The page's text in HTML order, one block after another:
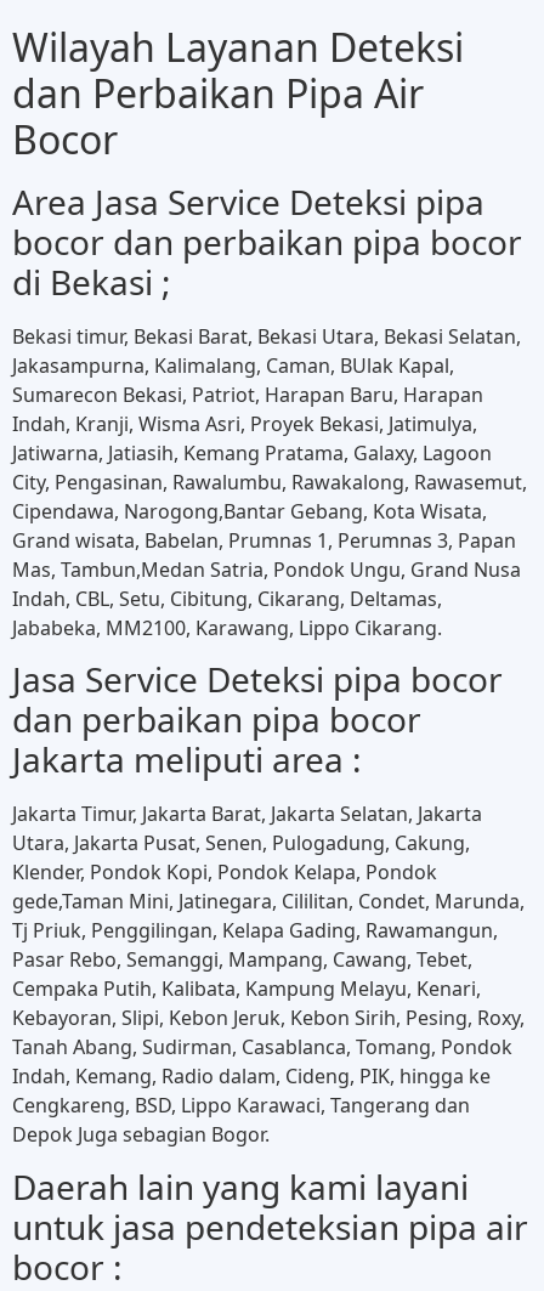
Wilayah Layanan Deteksi
dan Perbaikan Pipa Air
Bocor
Area Jasa Service Deteksi pipa
bocor dan perbaikan pipa bocor
di Bekasi ;
Bekasi timur, Bekasi Barat, Bekasi Utara, Bekasi Selatan,
Jakasampurna, Kalimalang, Caman, BUlak Kapal,
Sumarecon Bekasi, Patriot, Harapan Baru, Harapan
Indah, Kranji, Wisma Asri, Proyek Bekasi, Jatimulya,
Jatiwarna, Jatiasih, Kemang Pratama, Galaxy, Lagoon
City, Pengasinan, Rawalumbu, Rawakalong, Rawasemut,
Cipendawa, Narogong,Bantar Gebang, Kota Wisata,
Grand wisata, Babelan, Prumnas 1, Perumnas 3, Papan
Mas, Tambun,Medan Satria, Pondok Ungu, Grand Nusa
Indah, CBL, Setu, Cibitung, Cikarang, Deltamas,
Jababeka, MM2100, Karawang, Lippo Cikarang.
Jasa Service Deteksi pipa bocor
dan perbaikan pipa bocor
Jakarta meliputi area :
Jakarta Timur, Jakarta Barat, Jakarta Selatan, Jakarta
Utara, Jakarta Pusat, Senen, Pulogadung, Cakung,
Klender, Pondok Kopi, Pondok Kelapa, Pondok
gede,Taman Mini, Jatinegara, Cililitan, Condet, Marunda,
Tj Priuk, Penggilingan, Kelapa Gading, Rawamangun,
Pasar Rebo, Semanggi, Mampang, Cawang, Tebet,
Cempaka Putih, Kalibata, Kampung Melayu, Kenari,
Kebayoran, Slipi, Kebon Jeruk, Kebon Sirih, Pesing, Roxy,
Tanah Abang, Sudirman, Casablanca, Tomang, Pondok
Indah, Kemang, Radio dalam, Cideng, PIK, hingga ke
Cengkareng, BSD, Lippo Karawaci, Tangerang dan
Depok Juga sebagian Bogor.
Daerah lain yang kami layani
untuk jasa pendeteksian pipa air
bocor :